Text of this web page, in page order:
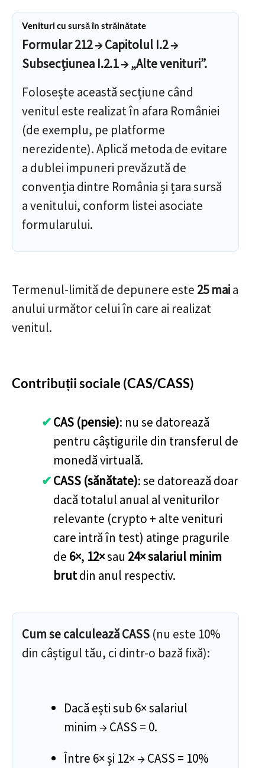
Venituri cu sursă în străinătate
Formular 212 → Capitolul I.2 →
Subsecțiunea I.2.1 → „Alte venituri”.
Folosește această secțiune când
venitul este realizat în afara României
(de exemplu, pe platforme
nerezidente). Aplică metoda de evitare
a dublei impuneri prevăzută de
convenția dintre România și țara sursă
a venitului, conform listei asociate
formularului.
Termenul-limită de depunere este 25 maia
anului următor celui în care ai realizat
venitul.
Contribuții sociale (CAS/CASS)
CAS (pensie): nu se datorează
pentru câștigurile din transferul de
monedă virtuală.
CASS (sănătate): se datorează doar
dacă totalul anual al veniturilor
relevante (crypto + alte venituri
care intră în test) atinge pragurile
de 6×, 12×sau 24× salariul minim
brutdin anul respectiv.
Cum se calculează CASS (nu este 10%
din câștigul tău, ci dintr-o bază fixă):
Dacă ești sub 6× salariul
minim → CASS = 0.
Între 6× și 12× → CASS = 10%